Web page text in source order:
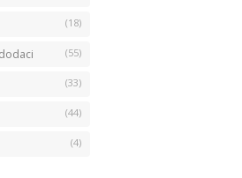
(18)
(55)
(33)
(44)
(4)